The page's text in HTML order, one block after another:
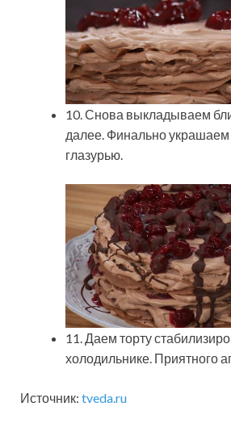
10. Снова выкладываем
далее. Финально
глазурью.
11. Даем торту
холодильнике. Приятного
Источник: tveda.ru